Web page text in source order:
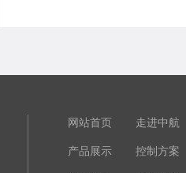
网站首页 走进中航
产品展示 控制方案